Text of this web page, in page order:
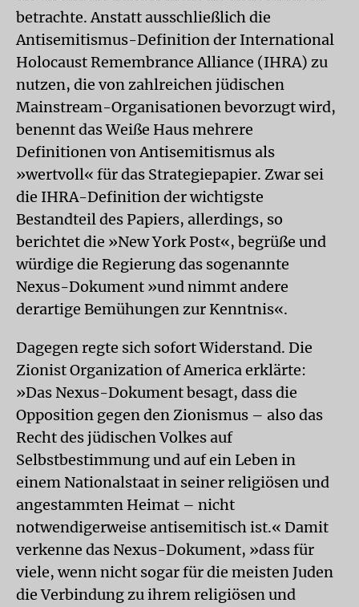
betrachte. Anstatt ausschließlich die
Antisemitismus-Definition der International
Holocaust Remembrance Alliance (IHRA) zu
nutzen, die von zahlreichen jüdischen
Mainstream-Organisationen be­vorzugt wird,
benennt das Weiße Haus mehrere
Definitionen von Antisemitismus als
»wertvoll« für das Strategiepapier. Zwar sei
die IHRA-Definition der wichtigste
Bestandteil des Papiers, allerdings, so
berichtet die »New York Post«, begrüße und
würdige die Regierung das sogenannte
Nexus-Dokument »und nimmt andere
derartige Bemühungen zur Kenntnis«.
Dagegen regte sich sofort Widerstand. Die
Zionist Organization of America erklärte:
»Das Nexus-Dokument besagt, dass die
Opposition gegen den Zionismus – also das
Recht des jüdischen Volkes auf
Selbstbestimmung und auf ein Leben in
einem Nationalstaat in seiner religiösen und
angestammten Heimat – nicht
notwendigerweise antisemitisch ist.« Damit
verkenne das Nexus-Dokument, »dass für
viele, wenn nicht sogar für die meisten Juden
die Verbindung zu ihrem religiösen und